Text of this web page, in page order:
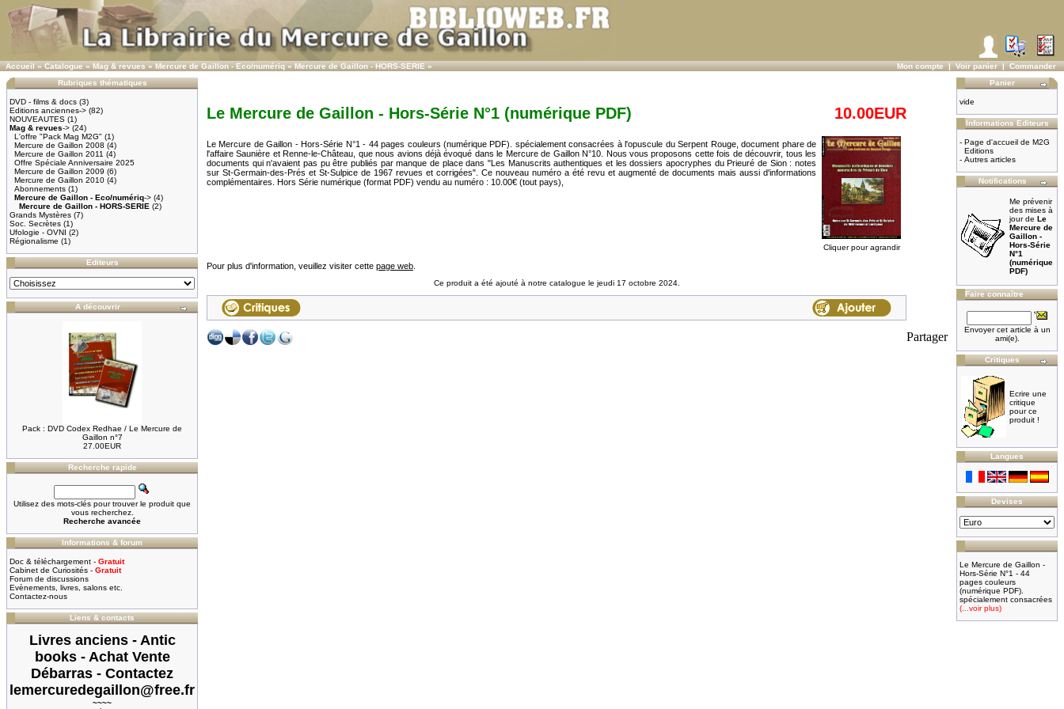
Accueil»Catalogue»Mag & revues»Mercure de Gaillon - Eco/numériq»Mercure de Gaillon - HORS-SERIE» Mon compte|Voir panier|Commander
Rubriques thématiques
DVD - films & docs (3)
Editions anciennes-> (82)
NOUVEAUTES (1)
Mag & revues-> (24)
L'offre "Pack Mag M2G" (1)
Mercure de Gaillon 2008 (4)
Mercure de Gaillon 2011 (4)
Offre Spéciale Anniversaire 2025
Mercure de Gaillon 2009 (6)
Mercure de Gaillon 2010 (4)
Abonnements (1)
Mercure de Gaillon - Eco/numériq-> (4)
Mercure de Gaillon - HORS-SERIE (2)
Grands Mystères (7)
Soc. Secrètes (1)
Ufologie - OVNI (2)
Régionalisme (1)
Editeurs
A découvrir
Pack : DVD Codex Redhae / Le Mercure de
Gaillon n°7
27.00EUR
Recherche rapide
Utilisez des mots-clés pour trouver le produit que
vous recherchez.
Recherche avancée
Informations & forum
Doc & téléchargement - Gratuit
Cabinet de Curiosités - Gratuit
Forum de discussions
Evènements, livres, salons etc.
Contactez-nous
Liens & contacts
Livres anciens - Antic
books - Achat Vente
Débarras - Contactez
lemercuredegaillon@free.fr
~~~~
Le Mercure de Gaillon - Hors-Série N°1 (numérique PDF) 10.00EUR
Cliquer pour agrandir
Le Mercure de Gaillon - Hors-Série N°1 - 44 pages couleurs (numérique PDF). spécialement consacrées à l'opuscule du Serpent Rouge, document phare de
l'affaire Saunière et Renne-le-Château, que nous avions déjà évoqué dans le Mercure de Gaillon N°10. Nous vous proposons cette fois de découvrir, tous les
documents qui n'avaient pas pu être publiés par manque de place dans "Les Manuscrits authentiques et les dossiers apocryphes du Prieuré de Sion : notes
sur St-Germain-des-Prés et St-Sulpice de 1967 revues et corrigées". Ce nouveau numéro a été revu et augmenté de documents mais aussi d'informations
complémentaires. Hors Série numérique (format PDF) vendu au numéro : 10.00€ (tout pays),
Pour plus d'information, veuillez visiter cette page web
Ce produit a été ajouté à notre catalogue le jeudi 17 octobre 2024.
Partager
Panier
vide
Informations Editeurs
- Page d'accueil de M2G
Editions
- Autres articles
Notifications
Me prévenir
des mises à
jour de Le
Mercure de
Gaillon -
Hors-Série
N°1
(numérique
PDF)
Faire connaître
Envoyer cet article à un
ami(e).
Critiques
Ecrire une
critique
pour ce
produit !
Langues
Devises
Le Mercure de Gaillon -
Hors-Série N°1 - 44
pages couleurs
(numérique PDF).
spécialement consacrées
(...voir plus)